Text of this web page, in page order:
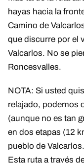
hayas hacia la
Camino de
que discurre por el
Valcarlos. No se
Roncesvalles.
NOTA: Si usted
relajado, podemos
(aunque no es tan
en dos etapas (12
pueblo de
Esta ruta a través